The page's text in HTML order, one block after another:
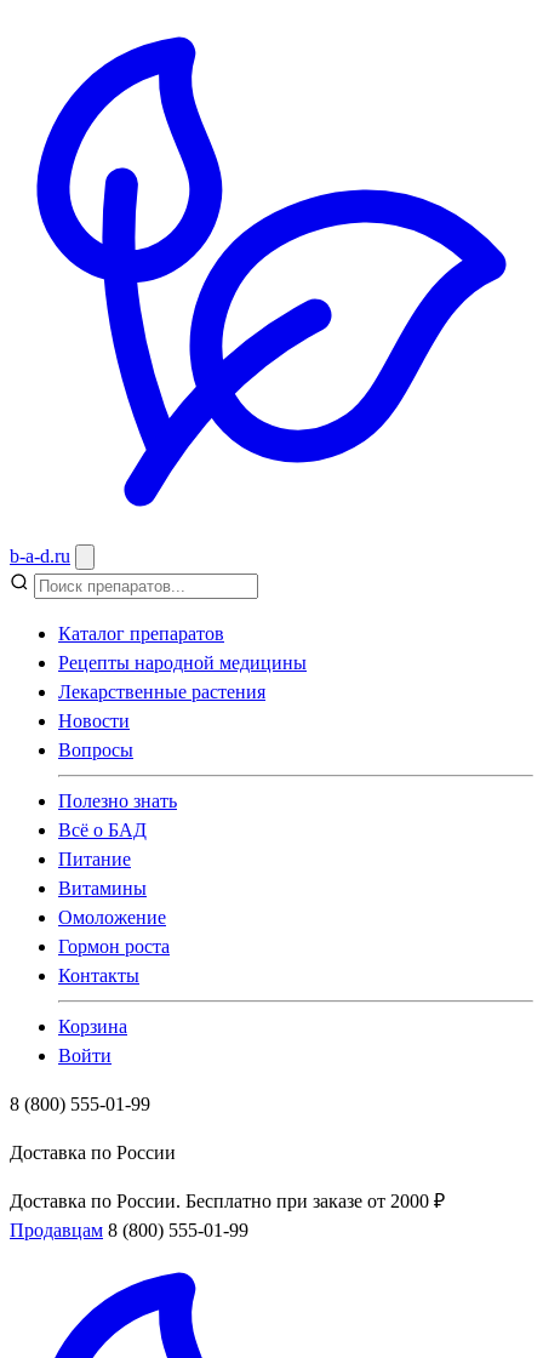
b-a-d.ru
Каталог препаратов
Рецепты народной медицины
Лекарственные растения
Новости
Вопросы
Полезно знать
Всё о БАД
Питание
Витамины
Омоложение
Гормон роста
Контакты
Корзина
Войти
8 (800) 555-01-99
Доставка по России
Доставка по России. Бесплатно при заказе от 2000 ₽
Продавцам 8 (800) 555-01-99